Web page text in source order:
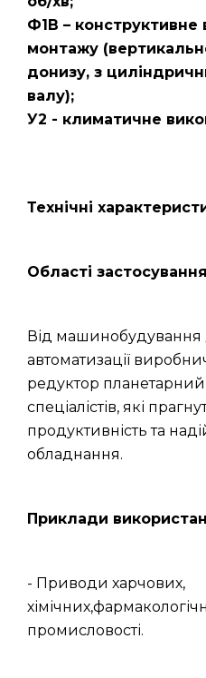
Ф1В – конструктивне
монтажу
донизу, з
валу);
У2 - климатичне
Технічні
Області
Від машинобудування
автоматизації
редуктор
спеціалістів, які
продуктивність та
обладнання.
Приклади
- Приводи харчових,
промисловості.